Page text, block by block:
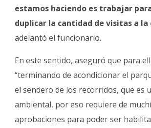
estamos haciendo es trabajar
duplicar la cantidad de visitas a la
adelantó el funcionario.
En este sentido, aseguró que para
“terminando de acondicionar el
el sendero de los recorridos, que es
ambiental, por eso requiere de
aprobaciones para poder ser